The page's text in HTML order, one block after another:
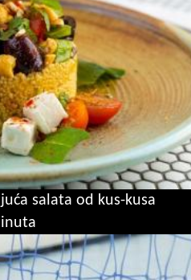
salata od kus-kusa